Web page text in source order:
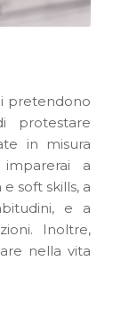
pretendono
protestare
in misura
a
soft skills, a
e a
Inoltre,
nella vita